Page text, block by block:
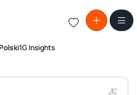
1G Insights